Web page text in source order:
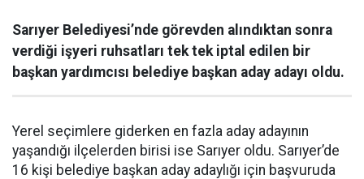
Sarıyer Belediyesi’nde görevden alındıktan sonra
verdiği işyeri ruhsatları tek tek iptal edilen bir
başkan yardımcısı belediye başkan aday adayı oldu.
Yerel seçimlere giderken en fazla aday adayının
yaşandığı ilçelerden birisi ise Sarıyer oldu. Sarıyer’de
16 kişi belediye başkan aday adaylığı için başvuruda